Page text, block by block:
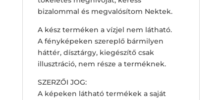
bizalommal és megvalósítom Nektek.
A kész terméken a vízjel nem látható.
A fényképeken szereplő bármilyen
háttér, dísztárgy, kiegészítő csak
illusztráció, nem része a terméknek.
SZERZŐI JOG:
A képeken látható termékek a saját